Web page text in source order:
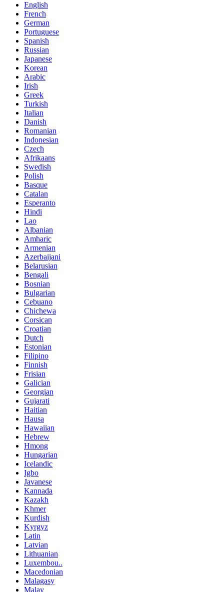
English
French
German
Portuguese
Spanish
Russian
Japanese
Korean
Arabic
Irish
Greek
Turkish
Italian
Danish
Romanian
Indonesian
Czech
Afrikaans
Swedish
Polish
Basque
Catalan
Esperanto
Hindi
Lao
Albanian
Amharic
Armenian
Azerbaijani
Belarusian
Bengali
Bosnian
Bulgarian
Cebuano
Chichewa
Corsican
Croatian
Dutch
Estonian
Filipino
Finnish
Frisian
Galician
Georgian
Gujarati
Haitian
Hausa
Hawaiian
Hebrew
Hmong
Hungarian
Icelandic
Igbo
Javanese
Kannada
Kazakh
Khmer
Kurdish
Kyrgyz
Latin
Latvian
Lithuanian
Luxembou..
Macedonian
Malagasy
Malay